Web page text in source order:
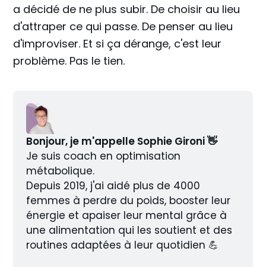
a décidé de ne plus subir. De choisir au lieu
d'attraper ce qui passe. De penser au lieu
d'improviser. Et si ça dérange, c'est leur
problème. Pas le tien.
Bonjour, je m'appelle Sophie Gironi 👋
Je suis coach en optimisation
métabolique.
Depuis 2019, j'ai aidé plus de 4000
femmes à perdre du poids, booster leur
énergie et apaiser leur mental grâce à
une alimentation qui les soutient et des
routines adaptées à leur quotidien 💪